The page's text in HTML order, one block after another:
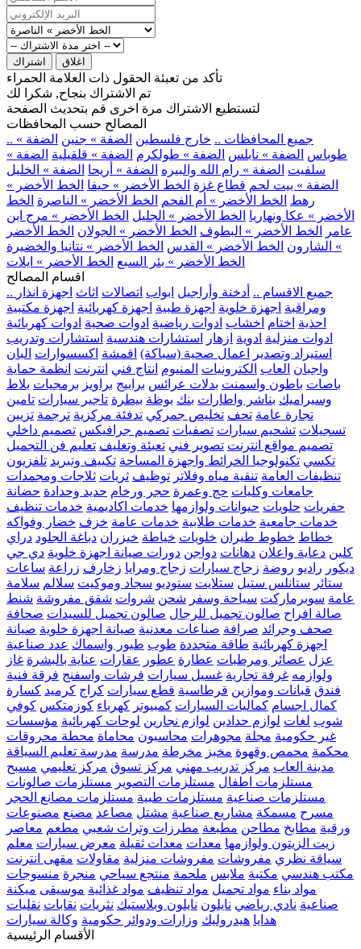
اشتراك اغلاق
تأكد من تعبئة الحقول ذات العلامة الحمراء
تم الاشتراك بنجاح, شكرا لك
لتستطيع الاشتراك مرة اخرى قم بتحديث الصفحة
المصالح حسب المحافظات
.. جميع المحافظات .. خارج فلسطين الضفة » جنين الضفة »
طوباس الضفة » نابلس الضفة » طولكرم الضفة » قلقيلية الضفة »
سلفيت الضفة » رام الله والبيره الضفة » أريحا الضفة » الخليل
الضفة » بيت لحم قطاع غزة الخط الأخضر » حيفا الخط الأخضر »
رهط الخط الأخضر » أم الفحم الخط الأخضر » الناصرة الخط
الأخضر » عكا ونهاريا الخط الأخضر » الجليل الخط الأخضر » مرج ابن
عامر
الخط الأخضر » البطوف الخط الأخضر » الجولان الخط الأخضر
» الشارون الخط الأخضر » القدس الخط الأخضر » نتانيا والخضيرة
الخط الأخضر » بئر السبع الخط الأخضر » ايلات
اقسام المصالح
.. جميع الاقسام .. أدخنة وأراجيل ابواب اتصالات اثاث اجهزة انذار
ومراقبة اجهزة خلوية اجهزة طبية اجهزة كهربائية اجهزة مكتبية
احذية اختام اخشاب ادوات رياضية ادوات صحية ادوات كهربائية
ادوات منزلية ادوية ازهار استشارات هندسية استشارات وتدريب
استيراد وتصدير
اعمال صحية (سباكة) اقمشة اكسسوارات البان
واجبان العاب الكترونيات المنيوم انتاج فني انترنت انظمة حماية
باصات باطون واسمنت بدلات عرائس برابيج براويز برمجيات بلاط
وسيراميك بناشر واطارات بنك بوظة بيطرة تاجير سيارات تامين
تجارة عامة تحف تخليص جمركي تدفئة مركزية ترجمة تزيين
تسجيلات تشحيم سيارات تصفيات تصميم جرافيكس تصميم داخلي
تصميم مواقع انترنت تصوير فني تعبئة وتغليف تعليم فن التجميل
تكسي تكنولوجيا الخرائط واجهزة المساحة تكييف وتبريد تلفزيون
تنظيفات العامة تنقية مياه وفلاتر توظيف ثريات ثلاجات ومجمدات
جامعات وكليات حج وعمرة حجر ورخام حديد وحدادة حضانة
حفريات حلويات حيوانات ولوازمها خدمات اكاديمية خدمات تنظيف
خدمات جامعية خدمات طلابية خدمات عامة خزف خضار وفواكه
خطاط خطوط طيران خلويات خياطة خيزران دباغة الجلود دراي
كلين دعاية واعلان دهانات دواجن دورات صيانة اجهزة خلوية دي جي
ديكور راديو روضة زجاج سيارات زجاج ومرايا زخارف زراعة ساعات
ستائر ستانلس ستيل ستلايت ستوديو سجاد وموكيت سلالم سلامة
عامة سوبرماركت سياحة وسفر شحن شروات شقق مفروشة شنط
صالة افراح صالون تجميل للرجال صالون تجميل للسيدات صحافة
صحف وجرائد صرافة صناعات معدنية صيانة اجهزة خلوية صيانة
اجهزة كهربائية طاقة متجددة طوب طيور واسماك عدد صناعية
عزل عصائر ومرطبات عطارة عطور عقارات عناية بالبشرة غاز
ولوازمه غرفة تجارية غسيل سيارات فرشات واسفنج فرقة فنية
فندق قبانات وموازين قرطاسية قطع سيارات كراج كرميد كسارة
كمال اجسام كماليات السيارات كمبيوتر كهرباء كوزمتكس كوفي
شوب لغات لوازم حدادين لوازم نجارين لوحات كهربائية مؤسسات
غير حكومية مجلة مجوهرات محاسبون محاماة محطة محروقات
محكمة محمص وقهوة مخبز مخرطة مدرسة مدرسة تعليم السياقة
مدينة العاب مركز تدريب مهني مركز تسوق مركز تعليمي مسبح
مستلزمات اطفال مستلزمات التصوير مستلزمات صالونات
مستلزمات صناعية مستلزمات طبية مستلزمات مصانع الحجر
مسرح مسمكة مشاريع صناعية مشتل مصاعد مصنع مصنوعات
ورقية مطابخ مطاحن مطبعة مطرزات وتراث شعبي مطعم معاصر
زيت الزيتون ولوازمها معدات معدات ثقيلة معرض سيارات معلم
سياقة نظري مفروشات مفروشات منزلية مقاولات مقهى انترنت
مكتب هندسي مكتبة ملابس ملحمة منتجع سياحي منجرة منسوجات
مواد بناء مواد تجميل مواد تنظيف مواد غذائية موسيقى ميكنة
صناعية نادي رياضي نايلون نايلون وبلاستيك نثريات نقابات نقليات
هدايا هيدروليك وزارات ودوائر حكومية وكالة سيارات
الأقسام الرئيسية